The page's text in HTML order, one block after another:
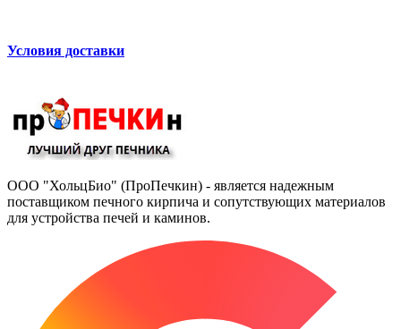
Условия доставки
ООО "ХольцБио" (ПроПечкин) - является надежным
поставщиком печного кирпича и сопутствующих материалов
для устройства печей и каминов.